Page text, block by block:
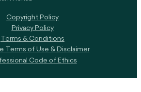
Copyright Policy​
Privacy Policy
Terms & Conditions
Terms of Use & Disclaimer
Code of Ethics